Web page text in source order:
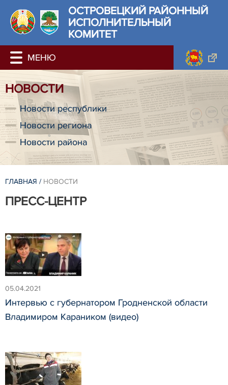
ОСТРОВЕЦКИЙ РАЙОННЫЙ
ИСПОЛНИТЕЛЬНЫЙ
КОМИТЕТ
НОВОСТИ
Новости республики
Новости региона
Новости района
ГЛАВНАЯ / НОВОСТИ
ПРЕСС-ЦЕНТР
05.04.2021
Интервью с губернатором Гродненской области
Владимиром Караником (видео)